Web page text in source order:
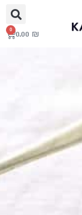
0.00 ₪
0